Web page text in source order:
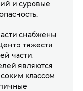
и суровые
снабжены
тяжести
части.
являются
классом